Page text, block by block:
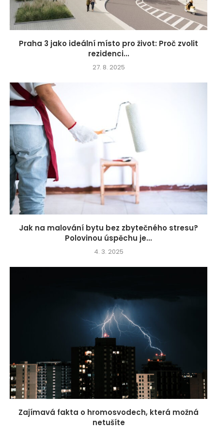
Praha 3 jako ideální místo pro život: Proč zvolit
rezidenci...
27. 8. 2025
Jak na malování bytu bez zbytečného stresu?
Polovinou úspěchu je...
4. 3. 2025
Zajímavá fakta o hromosvodech, která možná
netušíte